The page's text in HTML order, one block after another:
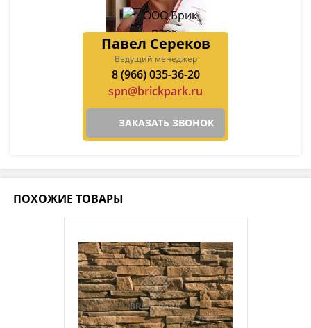
Павел Сереков
Ведущий менеджер
8 (966) 035-36-20
spn@brickpark.ru
ЗАКАЗАТЬ ЗВОНОК
ПОХОЖИЕ ТОВАРЫ